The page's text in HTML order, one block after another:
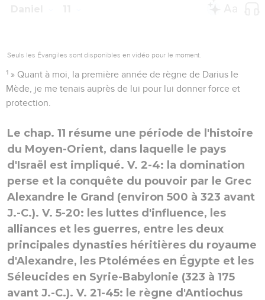
Seuls les Évangiles sont disponibles en vidéo pour le moment.
1 » Quant à moi, la première année de règne de Darius le
Mède, je me tenais auprès de lui pour lui donner force et
protection.
Le chap. 11 résume une période de l'histoire
du Moyen-Orient, dans laquelle le pays
d'Israël est impliqué. V. 2-4: la domination
perse et la conquête du pouvoir par le Grec
Alexandre le Grand (environ 500 à 323 avant
J.-C.). V. 5-20: les luttes d'influence, les
alliances et les guerres, entre les deux
principales dynasties héritières du royaume
d'Alexandre, les Ptolémées en Égypte et les
Séleucides en Syrie-Babylonie (323 à 175
avant J.-C.). V. 21-45: le règne d'Antiochus